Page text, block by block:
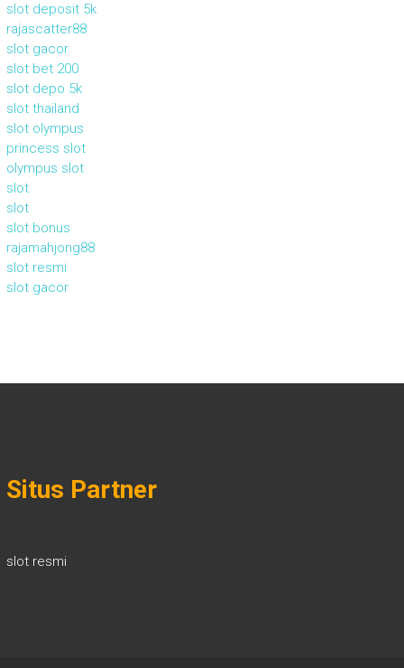
slot deposit 5k
rajascatter88
slot gacor
slot bet 200
slot depo 5k
slot thailand
slot olympus
princess slot
olympus slot
slot
slot
slot bonus
rajamahjong88
slot resmi
slot gacor
Situs Partner
slot resmi